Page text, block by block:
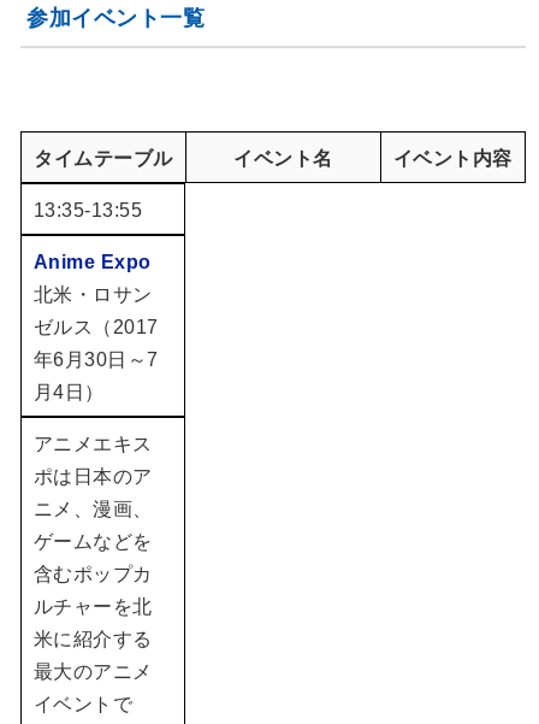
参加イベント一覧
タイムテーブル イベント名 イベント内容
13:35-13:55
Anime Expo
北米・ロサン
ゼルス（2017
年6月30日～7
月4日）
アニメエキス
ポは日本のア
ニメ、漫画、
ゲームなどを
含むポップカ
ルチャーを北
米に紹介する
最大のアニメ
イベントで